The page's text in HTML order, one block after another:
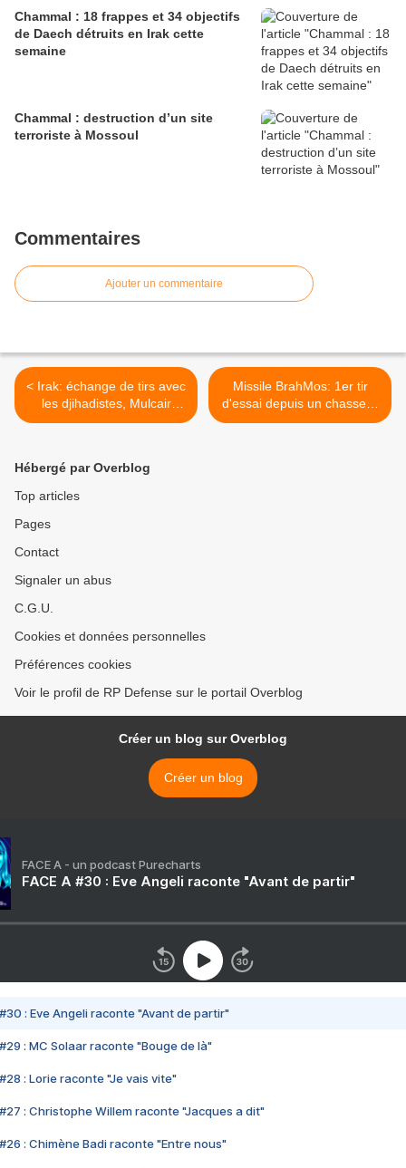
Chammal : 18 frappes et 34 objectifs
de Daech détruits en Irak cette
semaine
Chammal : destruction d’un site
terroriste à Mossoul
Commentaires
Ajouter un commentaire
< Irak: échange de tirs avec
les djihadistes, Mulcair
accuse Harper d’avoir
Missile BrahMos: 1er tir
d'essai depuis un chasseur
Sukhoi prévu pour mars >
Hébergé par Overblog
Top articles
Pages
Contact
Signaler un abus
C.G.U.
Cookies et données personnelles
Préférences cookies
Voir le profil de RP Defense sur le portail Overblog
Créer un blog sur Overblog
Créer un blog
FACE A - un podcast Purecharts
FACE A #30 : Eve Angeli raconte "Avant de partir"
#30 : Eve Angeli raconte "Avant de partir"
#29 : MC Solaar raconte "Bouge de là"
#28 : Lorie raconte "Je vais vite"
#27 : Christophe Willem raconte "Jacques a dit"
#26 : Chimène Badi raconte "Entre nous"